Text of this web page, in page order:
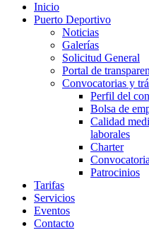
Inicio
Puerto Deportivo
Noticias
Galerías
Solicitud General
Portal de
Convocatorias y
Perfil del
Bolsa de
Calidad
laborales
Charter
Patrocinios
Tarifas
Servicios
Eventos
Contacto